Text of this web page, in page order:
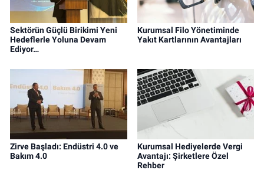
Sektörün Güçlü Birikimi Yeni
Hedeflerle Yoluna Devam
Ediyor…
Kurumsal Filo Yönetiminde
Yakıt Kartlarının Avantajları
Zirve Başladı: Endüstri 4.0 ve
Bakım 4.0
Kurumsal Hediyelerde Vergi
Avantajı: Şirketlere Özel
Rehber